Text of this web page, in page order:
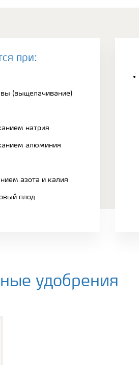
при:
(выщелачивание)
натрия
алюминия
азота и калия
плод
удобрения